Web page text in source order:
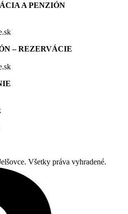
A PENZIÓN
– REZERVÁCIE
Všetky práva vyhradené.